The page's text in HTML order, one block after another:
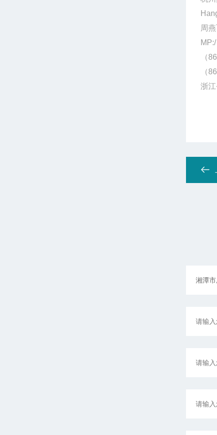
周
MP:/
（
（
浙